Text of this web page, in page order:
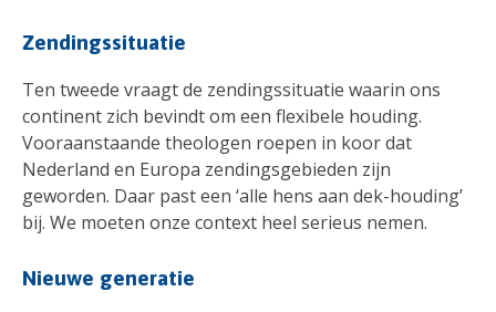
Zendingssituatie
Ten tweede vraagt de zendingssituatie waarin ons
continent zich bevindt om een flexibele houding.
Vooraanstaande theologen roepen in koor dat
Nederland en Europa zendingsgebieden zijn
geworden. Daar past een ‘alle hens aan dek-houding’
bij. We moeten onze context heel serieus nemen.
Nieuwe generatie